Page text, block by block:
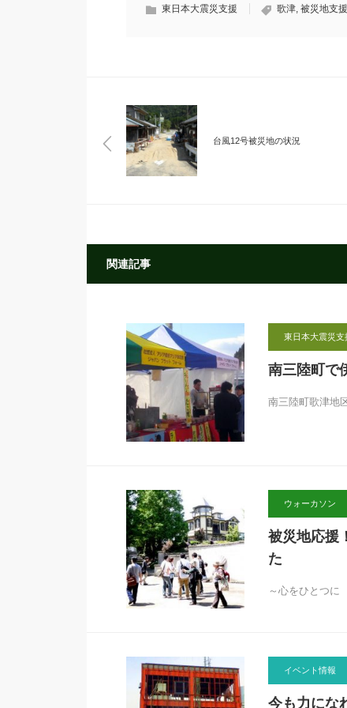
東日本大震災支援 歌津, 被災地支援
台風12号被災地の状況
関連記事
東日本大震災支
南三陸町で
南三陸町歌津
ウォーカソン
被災地応援
た
～心をひとつ
イベント情報
今も力にな